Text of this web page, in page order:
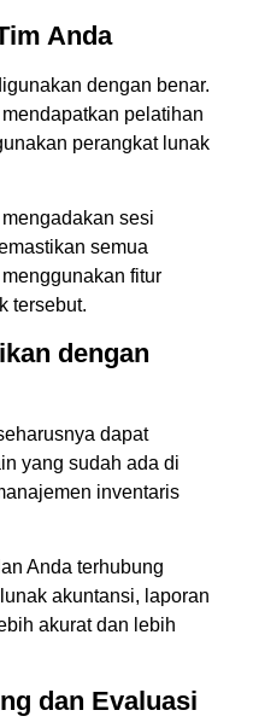
Anda
dengan benar.
pelatihan
perangkat lunak
sesi
semua
fitur
tersebut.
dengan
dapat
yang sudah ada di
inventaris
Anda terhubung
akuntansi, laporan
akurat dan lebih
dan Evaluasi